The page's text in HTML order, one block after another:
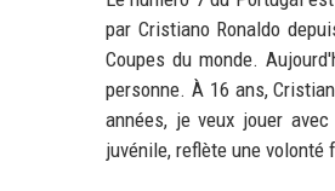
par Cristiano Ronaldo
Coupes du monde.
personne. À 16 ans,
années, je veux jouer
juvénile, reflète une